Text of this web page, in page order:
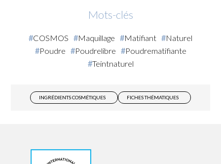
Mots-clés
COSMOS Maquillage Matifiant
Naturel
Poudre
Poudrelibre
Poudrematifiante
Teintnaturel
INGRÉDIENTS COSMÉTIQUES FICHES THÉMATIQUES